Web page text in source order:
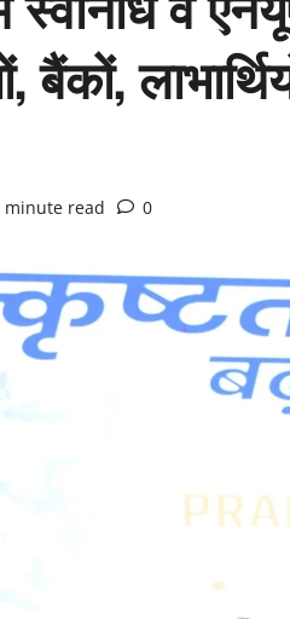
बैंकों,
minute read 0